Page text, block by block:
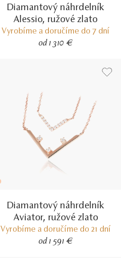
Diamantový náhrdelník
Alessio, ružové zlato
Vyrobíme a doručíme do 7 dní
od 1 310 €
Diamantový náhrdelník
Aviator, ružové zlato
Vyrobíme a doručíme do 21 dní
od 1 591 €